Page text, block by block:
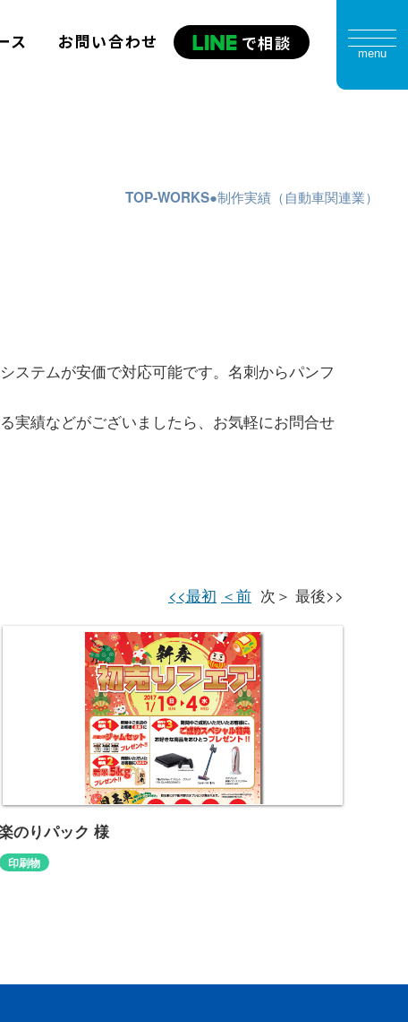
ス お問い合わせ で相談 menu
TOP WORKS 制作実績（自動車関連業）
ステムが安価で対応可能です。名刺からパンフ
実績などがございましたら、お気軽にお問合せ
<<最初 ＜前 次＞ 最後>>
楽のりパック 様
http://www.rakunori.jp/
のりパック 様
印刷物